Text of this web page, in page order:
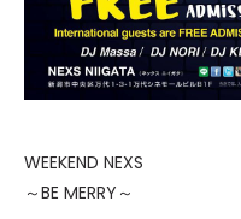
WEEKEND NEXS
～BE MERRY～